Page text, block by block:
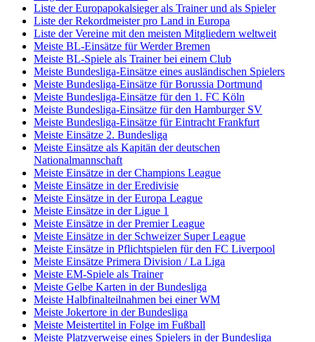
Liste der Europapokalsieger als Trainer und als Spieler
Liste der Rekordmeister pro Land in Europa
Liste der Vereine mit den meisten Mitgliedern weltweit
Meiste BL-Einsätze für Werder Bremen
Meiste BL-Spiele als Trainer bei einem Club
Meiste Bundesliga-Einsätze eines ausländischen Spielers
Meiste Bundesliga-Einsätze für Borussia Dortmund
Meiste Bundesliga-Einsätze für den 1. FC Köln
Meiste Bundesliga-Einsätze für den Hamburger SV
Meiste Bundesliga-Einsätze für Eintracht Frankfurt
Meiste Einsätze 2. Bundesliga
Meiste Einsätze als Kapitän der deutschen
Nationalmannschaft
Meiste Einsätze in der Champions League
Meiste Einsätze in der Eredivisie
Meiste Einsätze in der Europa League
Meiste Einsätze in der Ligue 1
Meiste Einsätze in der Premier League
Meiste Einsätze in der Schweizer Super League
Meiste Einsätze in Pflichtspielen für den FC Liverpool
Meiste Einsätze Primera Division / La Liga
Meiste EM-Spiele als Trainer
Meiste Gelbe Karten in der Bundesliga
Meiste Halbfinalteilnahmen bei einer WM
Meiste Jokertore in der Bundesliga
Meiste Meistertitel in Folge im Fußball
Meiste Platzverweise eines Spielers in der Bundesliga